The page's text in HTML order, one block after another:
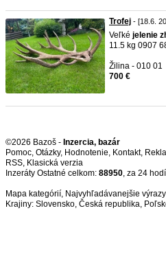
Trofej - [18.6.
Veľké jelenie
11.5 kg 0907
Žilina - 010 01
700 €
©2026 Bazoš - Inzercia, bazár
Pomoc, Otázky, Hodnotenie, Kontakt,
RSS,
Inzeráty Ostatné celkom: 88950, za 24
Mapa kategórií, Najvyhľadávanejšie výrazy
Krajiny: Slovensko, Česká republika,